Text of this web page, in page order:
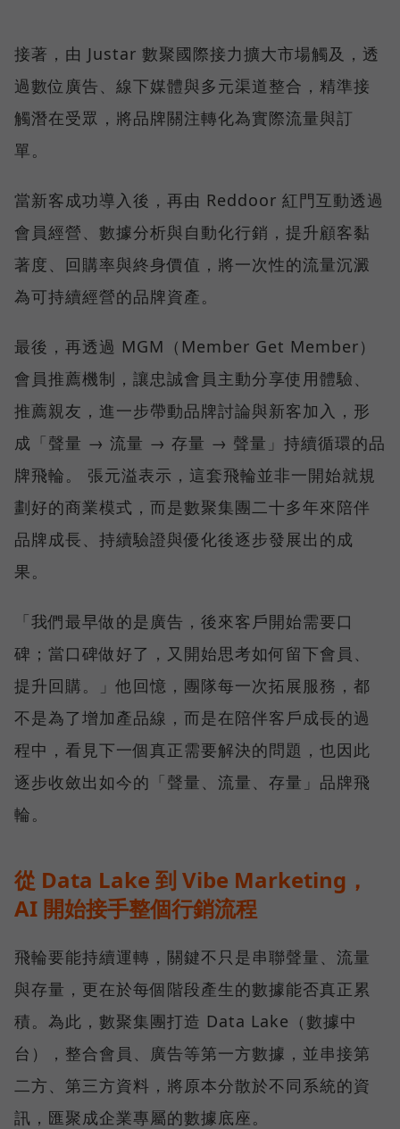
接著，由 Justar 數聚國際接力擴大市場觸及，透
過數位廣告、線下媒體與多元渠道整合，精準接
觸潛在受眾，將品牌關注轉化為實際流量與訂
單。
當新客成功導入後，再由 Reddoor 紅門互動透過
會員經營、數據分析與自動化行銷，提升顧客黏
著度、回購率與終身價值，將一次性的流量沉澱
為可持續經營的品牌資產。
最後，再透過 MGM（Member Get Member）
會員推薦機制，讓忠誠會員主動分享使用體驗、
推薦親友，進一步帶動品牌討論與新客加入，形
成「聲量 → 流量 → 存量 → 聲量」持續循環的品
牌飛輪。 張元溢表示，這套飛輪並非一開始就規
劃好的商業模式，而是數聚集團二十多年來陪伴
品牌成長、持續驗證與優化後逐步發展出的成
果。
「我們最早做的是廣告，後來客戶開始需要口
碑；當口碑做好了，又開始思考如何留下會員、
提升回購。」他回憶，團隊每一次拓展服務，都
不是為了增加產品線，而是在陪伴客戶成長的過
程中，看見下一個真正需要解決的問題，也因此
逐步收斂出如今的「聲量、流量、存量」品牌飛
輪。
從 Data Lake 到 Vibe Marketing，
AI 開始接手整個行銷流程
飛輪要能持續運轉，關鍵不只是串聯聲量、流量
與存量，更在於每個階段產生的數據能否真正累
積。為此，數聚集團打造 Data Lake（數據中
台），整合會員、廣告等第一方數據，並串接第
二方、第三方資料，將原本分散於不同系統的資
訊，匯聚成企業專屬的數據底座。